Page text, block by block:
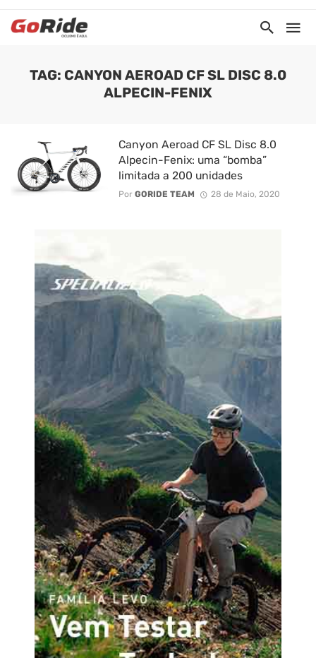
TAG: CANYON AEROAD CF SL DISC 8.0
ALPECIN-FENIX
Canyon Aeroad CF SL Disc 8.0
Alpecin-Fenix: uma “bomba”
limitada a 200 unidades
Por GORIDE TEAM 28 de Maio, 2020